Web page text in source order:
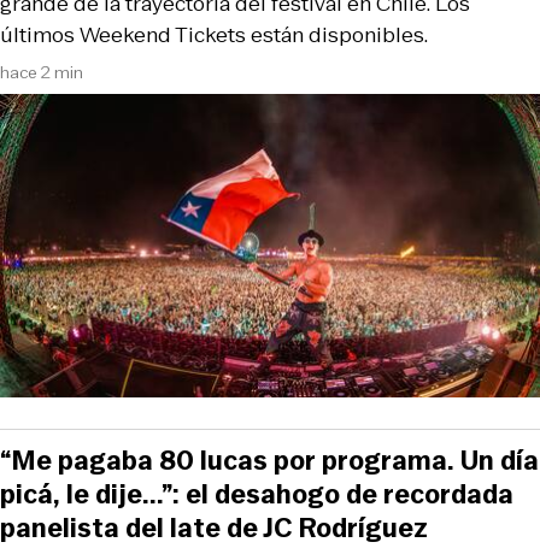
hace 2 min
últimos Weekend Tickets están disponibles.
“Me pagaba 80 lucas por programa. Un día
picá, le dije...”: el desahogo de recordada
panelista del late de JC Rodríguez